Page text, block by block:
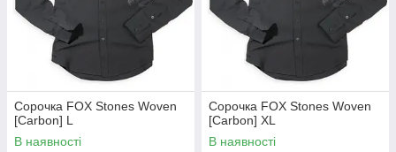
Сорочка FOX Stones Woven
[Carbon] L
В наявності
Сорочка FOX Stones Woven
[Carbon] XL
В наявності